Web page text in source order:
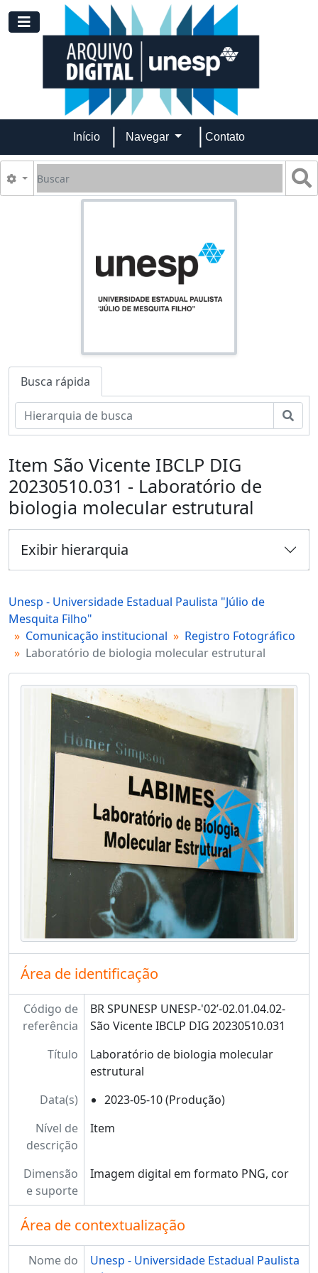
Skip to main content
Toggle navigation
Início Navegar Contato
Buscar
Opções de busca
Busca rápida
Item São Vicente IBCLP DIG
20230510.031 - Laboratório de
biologia molecular estrutural
Exibir hierarquia
Unesp - Universidade Estadual Paulista "Júlio de
Mesquita Filho"
Comunicação institucional
Registro Fotográfico
Laboratório de biologia molecular estrutural
Área de identificação
Código de
referência
BR SPUNESP UNESP-'02’-02.01.04.02-
São Vicente IBCLP DIG 20230510.031
Título
Laboratório de biologia molecular
estrutural
Data(s)
2023-05-10 (Produção)
Nível de
descrição
Item
Dimensão
e suporte
Imagem digital em formato PNG, cor
Área de contextualização
Nome do
Unesp - Universidade Estadual Paulista